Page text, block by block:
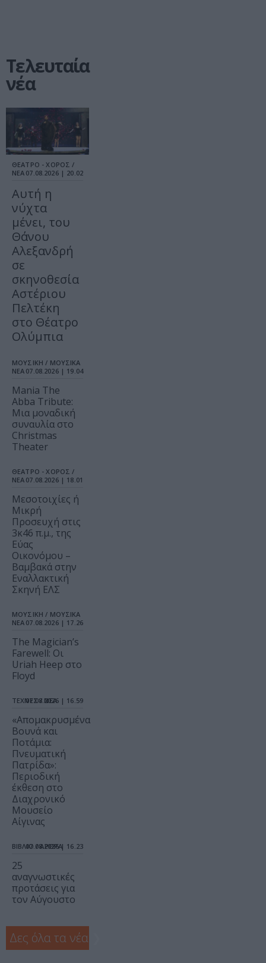
Τελευταία
νέα
ΘΕΑΤΡΟ - ΧΟΡΟΣ /
ΝΕΑ 07.08.2026 | 20.02
Αυτή η
νύχτα
μένει, του
Θάνου
Αλεξανδρή
σε
σκηνοθεσία
Αστέριου
Πελτέκη
στο Θέατρο
Ολύμπια
ΜΟΥΣΙΚΗ / ΜΟΥΣΙΚΑ
ΝΕΑ 07.08.2026 | 19.04
Mania The
Abba Tribute:
Μια μοναδική
συναυλία στο
Christmas
Theater
ΘΕΑΤΡΟ - ΧΟΡΟΣ /
ΝΕΑ 07.08.2026 | 18.01
Μεσοτοιχίες ή
Μικρή
Προσευχή στις
3κ46 π.μ., της
Εύας
Οικονόμου –
Βαμβακά στην
Εναλλακτική
Σκηνή ΕΛΣ
ΜΟΥΣΙΚΗ / ΜΟΥΣΙΚΑ
ΝΕΑ 07.08.2026 | 17.26
The Magician’s
Farewell: Οι
Uriah Heep στο
Floyd
ΤΕΧΝΕΣ / ΝΕΑ
07.08.2026 | 16.59
«Απομακρυσμένα
Βουνά και
Ποτάμια:
Πνευματική
Πατρίδα»:
Περιοδική
έκθεση στο
Διαχρονικό
Μουσείο
Αίγινας
ΒΙΒΛΙΟ / ΑΡΘΡΑ
07.08.2026 | 16.23
25
αναγνωστικές
προτάσεις για
τον Αύγουστο
Δες όλα τα νέα